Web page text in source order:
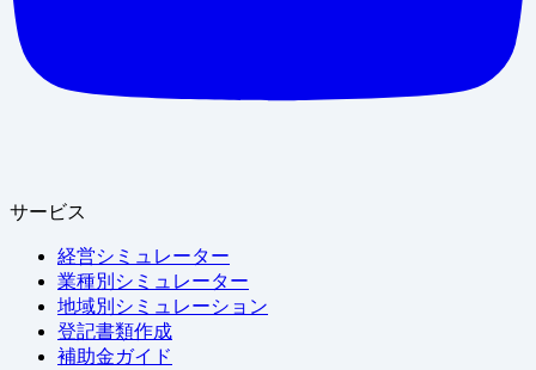
サービス
経営シミュレーター
業種別シミュレーター
地域別シミュレーション
登記書類作成
補助金ガイド